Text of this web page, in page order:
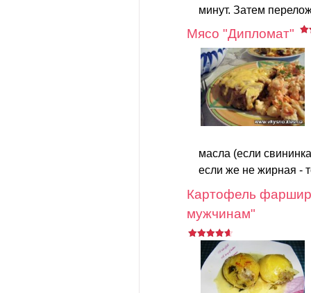
минут. Затем
Мясо "Дипломат"
масла (если
если же не жирная -
Картофель
мужчинам"